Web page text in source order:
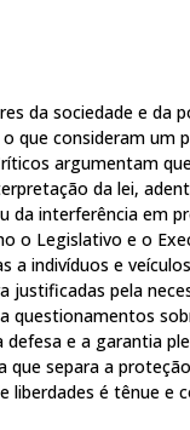
da sociedade e da
que consideram um
argumentam
da lei,
da interferência em
o Legislativo e o
a indivíduos e
justificadas pela
questionamentos
defesa e a garantia
que separa a
liberdades é tênue e